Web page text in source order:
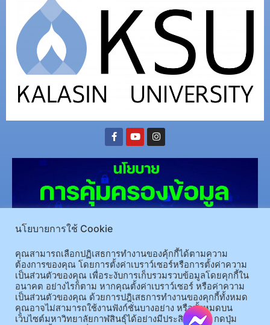
(อ.นามน)13 หมู่ 14 ต.สงเปลือย อ.นามน จ.กาฬสินธุ์ 46230โทรศัพท์ : 043-602-055 โทรสาร :
043-602-044
(อ.เมือง)62/1 ถ.เกษตรสมบูรณ์ ต.กาฬสินธุ์ อ.เมือง จ.กาฬสินธุ์ 46000โทรศัพท์ 043-811128 08-
64584360 โทรสาร 043-813070
นโยบายการใช้ Cookie
คุณสามารถเลือกปฏิเสธการทำงานของคุ้กกี้ได้ตามความ
ต้องการของคุณ โดยการตั้งค่าเบราว์เซอร์หรือการตั้งค่าความ
เป็นส่วนตัวของคุณ เพื่อระงับการเก็บรวมรวบข้อมูลโดยคุกกี้ใน
อนาคต อย่างไรก็ตาม หากคุณตั้งค่าเบราว์เซอร์ หรือค่าความ
เป็นส่วนตัวของคุณ ด้วยการปฎิเสธการทำงานของคุกกี้ทั้งหมด
คุณอาจไม่สามารถใช้งานฟังก์ชั่นบางอย่าง หรือทั้งหมดบน
เว็บไซต์มหาวิทยาลัยกาฬสินธุ์ได้อย่างมีประสิทธิภาพ กดปุ่ม